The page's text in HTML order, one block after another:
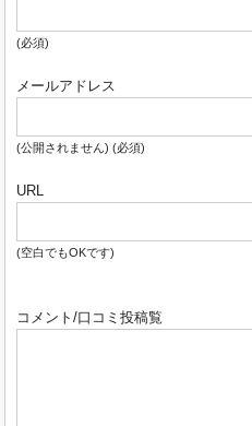
(必須)
メールアドレス
(公開されません) (必須)
URL
(空白でもOKです)
コメント/口コミ投稿覧